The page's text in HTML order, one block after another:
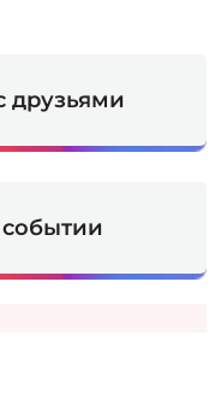
друзьями
событии